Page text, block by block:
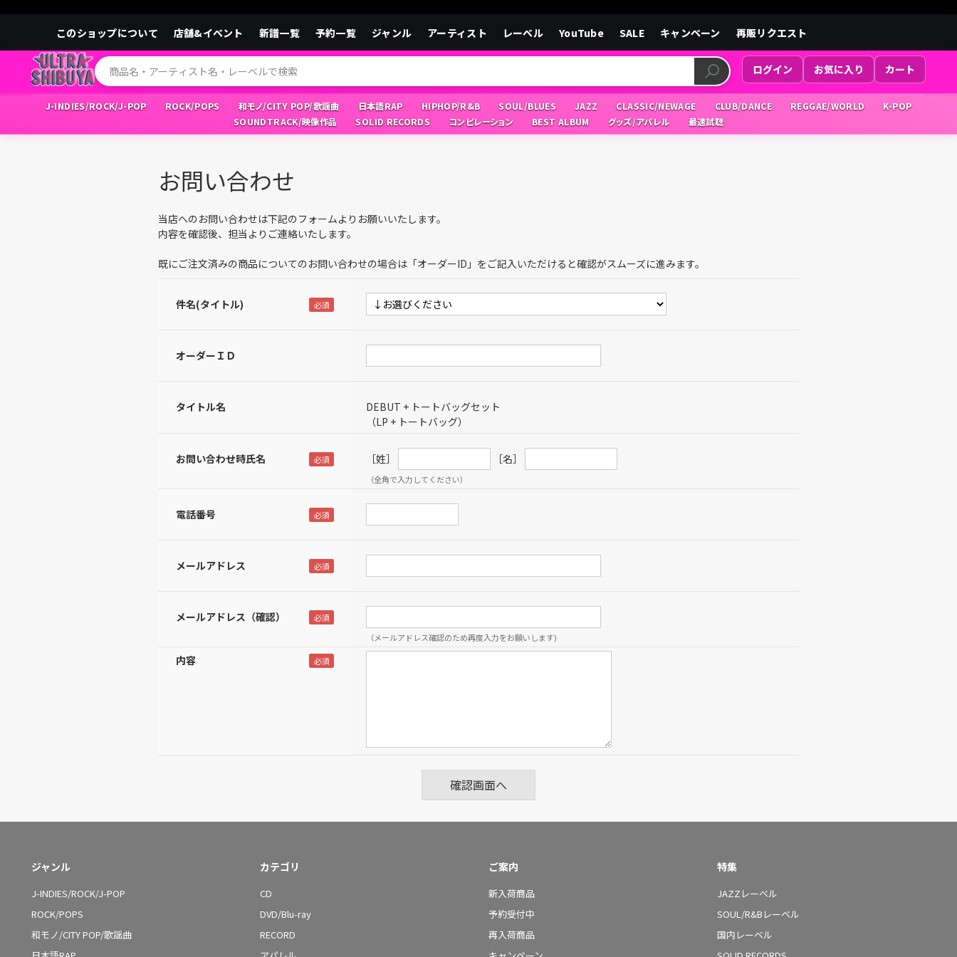
このショップについて 店舗&イベント 新譜一覧 予約一覧 ジャンル アーティスト レーベル YouTube SALE キャンペーン 再販リクエスト
ログイン お気に入り カート
J-INDIES/ROCK/J-POP ROCK/POPS 和モノ/CITY POP/歌謡曲 日本語RAP HIPHOP/R&B SOUL/BLUES JAZZ CLASSIC/NEWAGE CLUB/DANCE REGGAE/WORLD
K-POP
SOUNDTRACK/映像作品
SOLID RECORDS コンピレーション BEST ALBUM グッズ/アパレル 最速試聴
お問い合わせ
当店へのお問い合わせは下記のフォームよりお願いいたします。
内容を確認後、担当よりご連絡いたします。
既にご注文済みの商品についてのお問い合わせの場合は「オーダーID」をご記入いただけると確認がスムーズに進みます。
件名(タイトル)
オーダーＩＤ
タイトル名
DEBUT + トートバッグセット
（LP + トートバッグ）
お問い合わせ時氏名 ［姓］ ［名］
（全角で入力してください）
電話番号
メールアドレス
メールアドレス（確認）
（メールアドレス確認のため再度入力をお願いします)
内容
ジャンル
J-INDIES/ROCK/J-POP
ROCK/POPS
和モノ/CITY POP/歌謡曲
カテゴリ
CD
DVD/Blu-ray
RECORD
ご案内
新入荷商品
予約受付中
再入荷商品
特集
JAZZレーベル
SOUL/R&Bレーベル
国内レーベル